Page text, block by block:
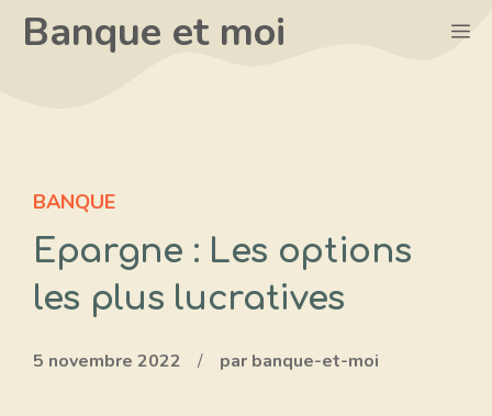
AllerBanque et moi
BANQUE
Epargne : Les options
les plus lucratives
5 novembre 2022 / par banque-et-moi